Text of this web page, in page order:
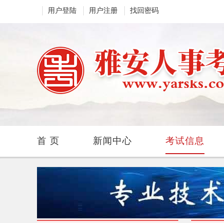
用户登陆 用户注册 找回密码
首 页 新闻中心 考试信息